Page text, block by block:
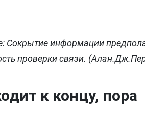
Сокрытие информации
проверки связи.
к концу, пора